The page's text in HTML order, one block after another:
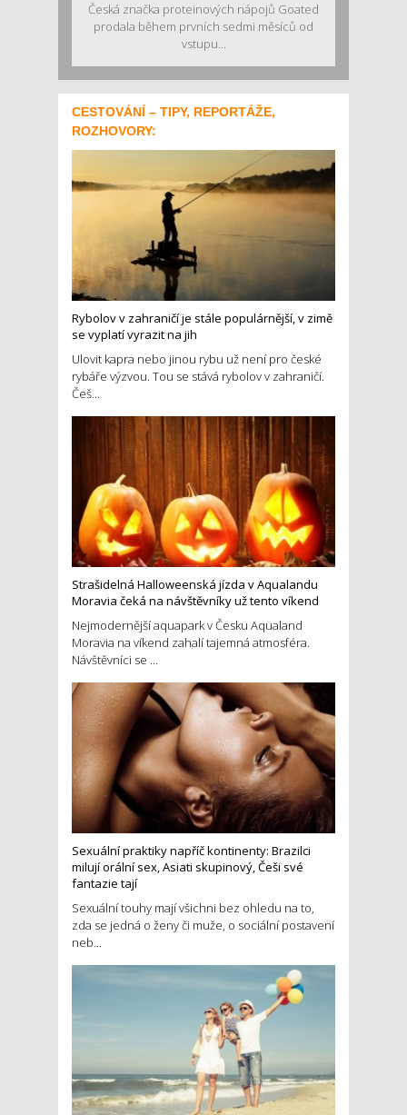
Česká značka proteinových nápojů Goated
prodala během prvních sedmi měsíců od
vstupu...
CESTOVÁNÍ – TIPY, REPORTÁŽE,
ROZHOVORY:
Rybolov v zahraničí je stále populárnější, v zimě
se vyplatí vyrazit na jih
Ulovit kapra nebo jinou rybu už není pro české
rybáře výzvou. Tou se stává rybolov v zahraničí.
Češ...
Strašidelná Halloweenská jízda v Aqualandu
Moravia čeká na návštěvníky už tento víkend
Nejmodernější aquapark v Česku Aqualand
Moravia na víkend zahalí tajemná atmosféra.
Návštěvníci se ...
Sexuální praktiky napříč kontinenty: Brazilci
milují orální sex, Asiati skupinový, Češi své
fantazie tají
Sexuální touhy mají všichni bez ohledu na to,
zda se jedná o ženy či muže, o sociální postavení
neb...